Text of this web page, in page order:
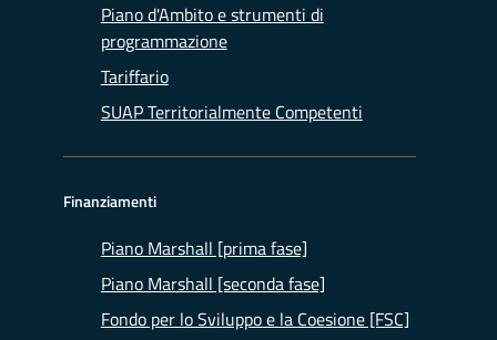
Piano d'Ambito e strumenti di
programmazione
Tariffario
SUAP Territorialmente Competenti
Finanziamenti
Piano Marshall [prima fase]
Piano Marshall [seconda fase]
Fondo per lo Sviluppo e la Coesione [FSC]